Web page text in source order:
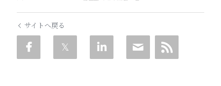
サイトへ戻る